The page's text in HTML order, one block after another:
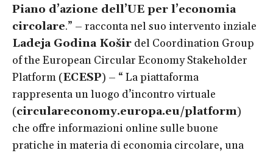
Piano d’azione dell’UE per l’economia
circolare.” – racconta nel suo intervento inziale
Ladeja Godina Košir del Coordination Group
of the European Circular Economy Stakeholder
Platform (ECESP) – “ La piattaforma
rappresenta un luogo d’incontro virtuale
(circulareconomy.europa.eu/platform)
che offre informazioni online sulle buone
pratiche in materia di economia circolare, una